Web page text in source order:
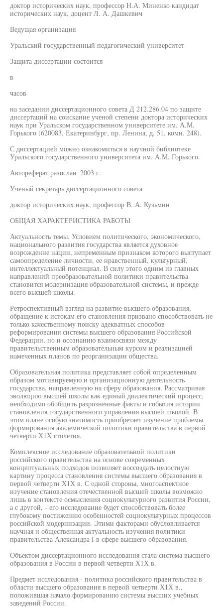
доктор исторических наук, профессор Н.А. Миненко кандидат
исторических наук, доцент Л. А. Дашкевич
Ведущая организация
Уральский государственный педагогический университет
Защита диссертации состоится
в
часов
на заседании диссертационного совета Д 212.286.04 по защите
диссертаций на соискание ученой степени доктора исторических
наук при Уральском государственном университете им. А.М.
Горького (620083, Екатеринбург, пр. Ленина, д. 51, комн. 248).
С диссертацией можно ознакомиться в научной библиотеке
Уральского государственного университета им. А.М. Горького.
Автореферат разослан_2003 г.
Ученый секретарь диссертационного совета
доктор исторических наук, профессор В. А. Кузьмин
ОБЩАЯ ХАРАКТЕРИСТИКА РАБОТЫ
Актуальность темы. Условием политического, экономического,
национального развития государства является духовное
возрождение нации, непременным признаком которого выступает
самоопределение личности, ее нравственный, культурный,
интеллектуальный потенциал. В силу этого одним из главных
направлений преобразовательной политики правительства
становится модернизация образовательной системы, и прежде
всего высшей школы.
Ретроспективный взгляд на развитие высшего образования,
обращение к истокам его становления призвано способствовать не
только качественному поиску адекватных способов
реформирования системы высшего образования Российской
Федерации, но и осознанию взаимосвязи между
правительственным образовательным курсом и реализацией
намеченных планов по реорганизации общества.
Образовательная политика представляет собой определенным
образом мотивируемую и организационную деятельность
государства, направленную на сферу образования. Рассматривая
эволюцию высшей школы как единый диалектический процесс,
необходимо обобщить разрозненные факты и события истории
становления государственного управления высшей школой. В
этом плане особую значимость приобретает изучение проблемы
формирования академической политики правительства в первой
четверти Х1Х столетия.
Комплексное исследование образовательной политики
российского правительства на основе современных
концептуальных подходов позволяет воссоздать целостную
картину процесса становления системы высшего образования в
первой четверти Х1Х в. С одной стороны, многоаспектное
изучение становления отечественной высшей школы возможно
лишь в контексте осмысления социокультурного развития России,
а с другой, - его исследование будет способствовать более
глубокому постижению особенностей социокультурных процессов
российской модернизации. Этими факторами обусловливается
научная и общественная актуальность изучения политики
правительства Александра I в сфере высшего образования.
Объектом диссертационного исследования стала система высшего
образования в России в первой четверти Х1Х в.
Предмет исследования - политика российского правительства в
области высшего образования в первой четверти Х1Х в.,
положившая начало формированию системы высших учебных
заведений России.